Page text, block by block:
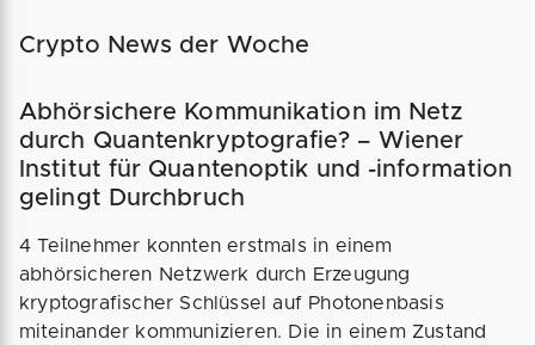
Crypto News der Woche
Abhörsichere Kommunikation im Netz
durch Quantenkryptografie? – Wiener
Institut für Quantenoptik und -information
gelingt Durchbruch
4 Teilnehmer konnten erstmals in einem
abhörsicheren Netzwerk durch Erzeugung
kryptografischer Schlüssel auf Photonenbasis
miteinander kommunizieren. Die in einem Zustand